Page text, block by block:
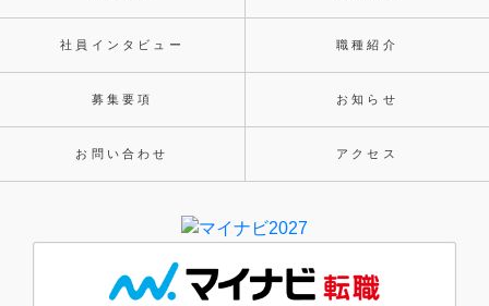
社員インタビュー 職種紹介
募集要項 お知らせ
お問い合わせ アクセス